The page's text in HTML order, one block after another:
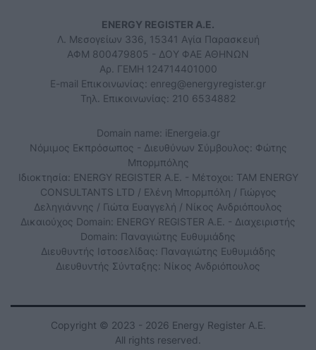
ENERGY REGISTER Α.Ε.
Λ. Μεσογείων 336, 15341 Αγία Παρασκευή
ΑΦΜ 800479805 - ΔΟΥ ΦΑΕ ΑΘΗΝΩΝ
Αρ. ΓΕΜΗ 124714401000
E-mail Επικοινωνίας: enreg@energyregister.gr
Τηλ. Επικοινωνίας: 210 6534882
Domain name: iEnergeia.gr
Νόμιμος Εκπρόσωπος - Διευθύνων Σύμβουλος: Φώτης
Μπορμπόλης
Ιδιοκτησία: ENERGY REGISTER Α.Ε. - Μέτοχοι: TAM ENERGY
CONSULTANTS LTD / Ελένη Μπορμπόλη / Γιώργος
Δεληγιάννης / Γιώτα Ευαγγελή / Νίκος Ανδριόπουλος
Δικαιούχος Domain: ENERGY REGISTER Α.Ε. - Διαχειριστής
Domain: Παναγιώτης Ευθυμιάδης
Διευθυντής Ιστοσελίδας: Παναγιώτης Ευθυμιάδης
Διευθυντής Σύνταξης: Νίκος Ανδριόπουλος
Copyright © 2023 - 2026 Energy Register Α.Ε.
All rights reserved.